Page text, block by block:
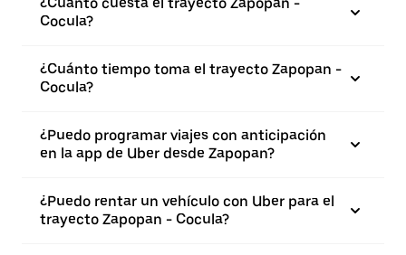
Cocula?
¿Cuánto tiempo toma el trayecto Zapopan -
Cocula?
¿Puedo programar viajes con anticipación
en la app de Uber desde Zapopan?
¿Puedo rentar un vehículo con Uber para el
trayecto Zapopan - Cocula?